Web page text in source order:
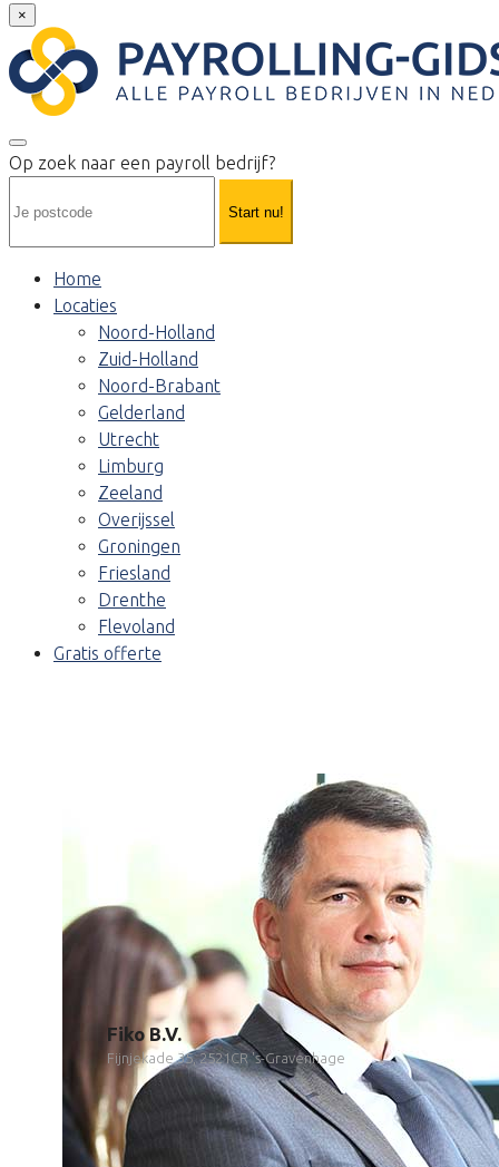
×
Op zoek naar een payroll bedrijf?
Start nu!
Home
Locaties
Noord-Holland
Zuid-Holland
Noord-Brabant
Gelderland
Utrecht
Limburg
Zeeland
Overijssel
Groningen
Friesland
Drenthe
Flevoland
Gratis offerte
Fiko B.V.
Fijnjekade 35, 2521CR 's-Gravenhage